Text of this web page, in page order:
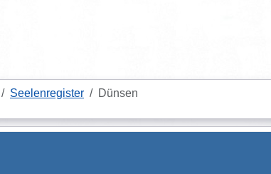
Seelenregister Dünsen